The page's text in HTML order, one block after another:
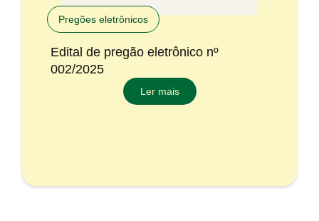
Pregões eletrônicos
Edital de pregão eletrônico nº
002/2025
Ler mais